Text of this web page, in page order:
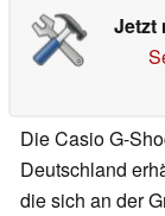
Jetzt
Die Casio G-
Deutschland
die sich an der